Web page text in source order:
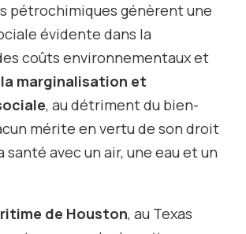
pétrochimiques génèrent une
évidente dans la
coûts environnementaux et
marginalisation et
, au détriment du bien-
mérite en vertu de son droit
santé avec un air, une eau et un
de Houston, au Texas